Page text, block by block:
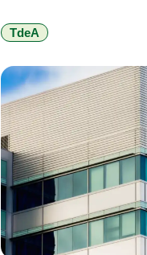
de 2026. El encuentro
TdeA